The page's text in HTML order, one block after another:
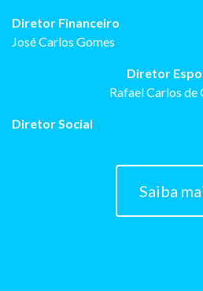
Diretor Financeiro
José Carlos Gomes
Diretor
Rafael Carlos de
Diretor Social
Saiba